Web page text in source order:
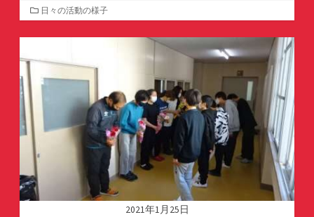
カ
テ
ゴ
ー
日々の活動の様子
2021年1月25日